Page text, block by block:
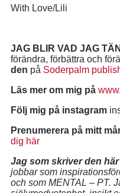
With Love/Lili
JAG BLIR VAD JAG
förändra, förbättra och
den på Soderpalm
Läs mer om mig på
Följ mig på instagram
Prenumerera på mitt
dig här
Jag som skriver den
jobbar som
och som MENTAL – PT.